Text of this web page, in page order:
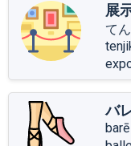
展
て
バ
barē